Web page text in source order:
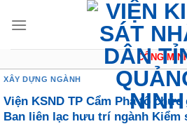
CÔNG
XÂY DỰNG NGÀNH
Viện KSND TP Cẩm Phả tổ
Ban liên lạc hưu trí ngành Kiểm